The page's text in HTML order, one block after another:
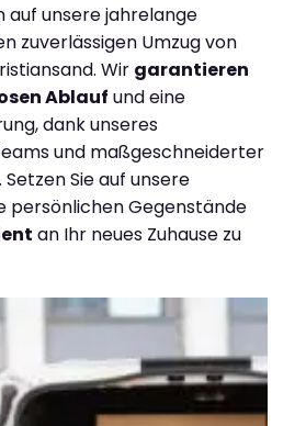
auf unsere jahrelange
zuverlässigen Umzug von
Wir garantieren
Ablauf und eine
dank unseres
und maßgeschneiderter
Sie auf unsere
persönlichen Gegenstände
an Ihr neues Zuhause zu